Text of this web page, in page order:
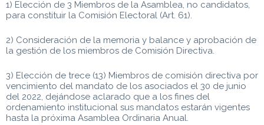
1) Elección de 3 Miembros de la Asamblea, no candidatos,
para constituir la Comisión Electoral (Art. 61).
2) Consideración de la memoria y balance y aprobación de
la gestión de los miembros de Comisión Directiva.
3) Elección de trece (13) Miembros de comisión directiva por
vencimiento del mandato de los asociados el 30 de junio
del 2022, dejándose aclarado que a los fines del
ordenamiento institucional sus mandatos estarán vigentes
hasta la próxima Asamblea Ordinaria Anual.